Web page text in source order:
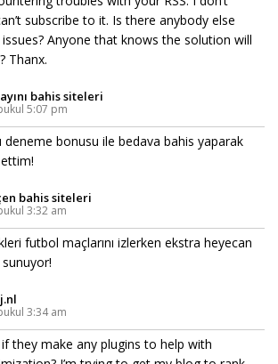
subscribe to it. Is there anybody else
issues? Anyone that knows the solution will
Thanx.
bahis siteleri
5:07 pm
deneme bonusu ile bedava bahis yaparak
bahis siteleri
3:32 am
futbol maçlarını izlerken ekstra heyecan
sunuyor!
3:34 am
they make any plugins to help with